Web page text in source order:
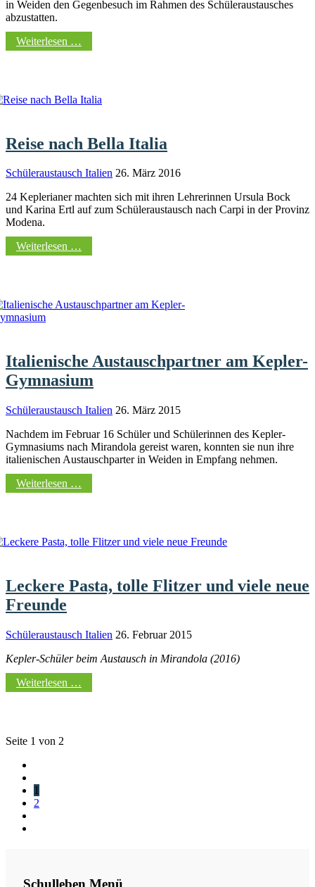
in Weiden den Gegenbesuch im Rahmen des Schüleraustausches
abzustatten.
Weiterlesen …
Reise nach Bella Italia
Schüleraustausch Italien 26. März 2016
24 Keplerianer machten sich mit ihren Lehrerinnen Ursula Bock
und Karina Ertl auf zum Schüleraustausch nach Carpi in der Provinz
Modena.
Weiterlesen …
Italienische Austauschpartner am Kepler-
Gymnasium
Schüleraustausch Italien 26. März 2015
Nachdem im Februar 16 Schüler und Schülerinnen des Kepler-
Gymnasiums nach Mirandola gereist waren, konnten sie nun ihre
italienischen Austauschparter in Weiden in Empfang nehmen.
Weiterlesen …
Leckere Pasta, tolle Flitzer und viele neue
Freunde
Schüleraustausch Italien 26. Februar 2015
Kepler-Schüler beim Austausch in Mirandola (2016)
Weiterlesen …
Seite 1 von 2
1
2
Schulleben Menü